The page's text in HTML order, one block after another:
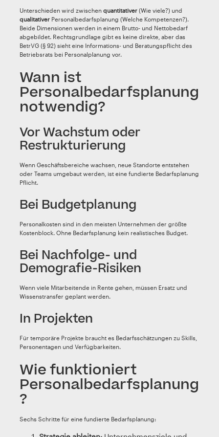
Unterschieden wird zwischen quantitativer (Wie viele?) und
qualitativer Personalbedarfsplanung (Welche Kompetenzen?).
Beide Dimensionen werden in einem Brutto- und Nettobedarf
abgebildet. Rechtsgrundlage gibt es keine direkte, aber das
BetrVG (§ 92) sieht eine Informations- und Beratungspflicht des
Betriebsrats bei Personalplanung vor.
Wann ist
Personalbedarfsplanung
notwendig?
Vor Wachstum oder
Restrukturierung
Wenn Geschäftsbereiche wachsen, neue Standorte entstehen
oder Teams umgebaut werden, ist eine fundierte Bedarfsplanung
Pflicht.
Bei Budgetplanung
Personalkosten sind in den meisten Unternehmen der größte
Kostenblock. Ohne Bedarfsplanung kein realistisches Budget.
Bei Nachfolge- und
Demografie-Risiken
Wenn viele Mitarbeitende in Rente gehen, müssen Ersatz und
Wissenstransfer geplant werden.
In Projekten
Für temporäre Projekte braucht es Bedarfsschätzungen zu Skills,
Personentagen und Verfügbarkeiten.
Wie funktioniert
Personalbedarfsplanung
?
Sechs Schritte für eine fundierte Bedarfsplanung: